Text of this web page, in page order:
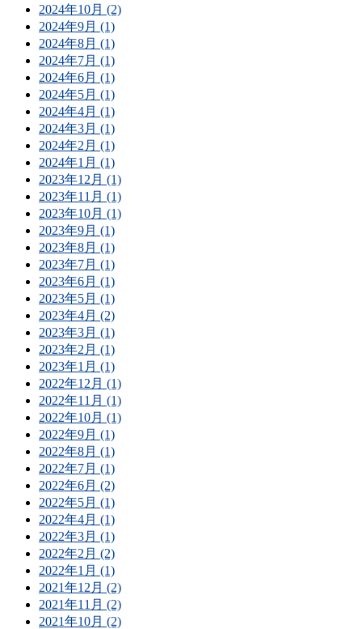
2024年10月 (2)
2024年9月 (1)
2024年8月 (1)
2024年7月 (1)
2024年6月 (1)
2024年5月 (1)
2024年4月 (1)
2024年3月 (1)
2024年2月 (1)
2024年1月 (1)
2023年12月 (1)
2023年11月 (1)
2023年10月 (1)
2023年9月 (1)
2023年8月 (1)
2023年7月 (1)
2023年6月 (1)
2023年5月 (1)
2023年4月 (2)
2023年3月 (1)
2023年2月 (1)
2023年1月 (1)
2022年12月 (1)
2022年11月 (1)
2022年10月 (1)
2022年9月 (1)
2022年8月 (1)
2022年7月 (1)
2022年6月 (2)
2022年5月 (1)
2022年4月 (1)
2022年3月 (1)
2022年2月 (2)
2022年1月 (1)
2021年12月 (2)
2021年11月 (2)
2021年10月 (2)